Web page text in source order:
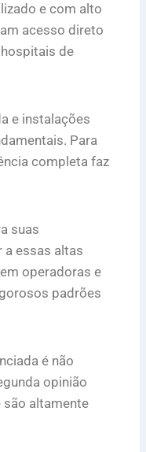
e com alto
acesso direto
de
e instalações
Para
completa faz
suas
a essas altas
operadoras e
padrões
é não
opinião
são altamente